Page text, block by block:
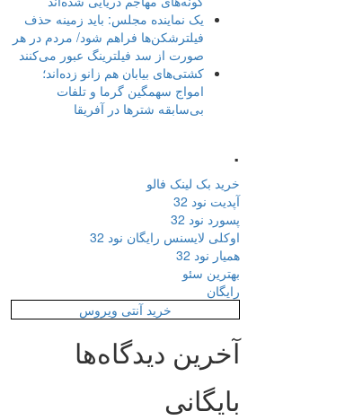
یک نماینده مجلس: باید زمینه حذف
فیلترشکن‌ها فراهم شود/ مردم در هر
صورت از سد فیلترینگ عبور می‌کنند
کشتی‌های بیابان هم زانو زده‌اند؛
امواج سهمگین گرما و تلفات
بی‌سابقه شترها در آفریقا
.
خرید بک لینک فالو
آپدیت نود 32
پسورد نود 32
اوکلی لایسنس رایگان نود 32
همیار نود 32
بهترین سئو
رایگان
خرید آنتی ویروس
آخرین دیدگاه‌ها
بایگانی